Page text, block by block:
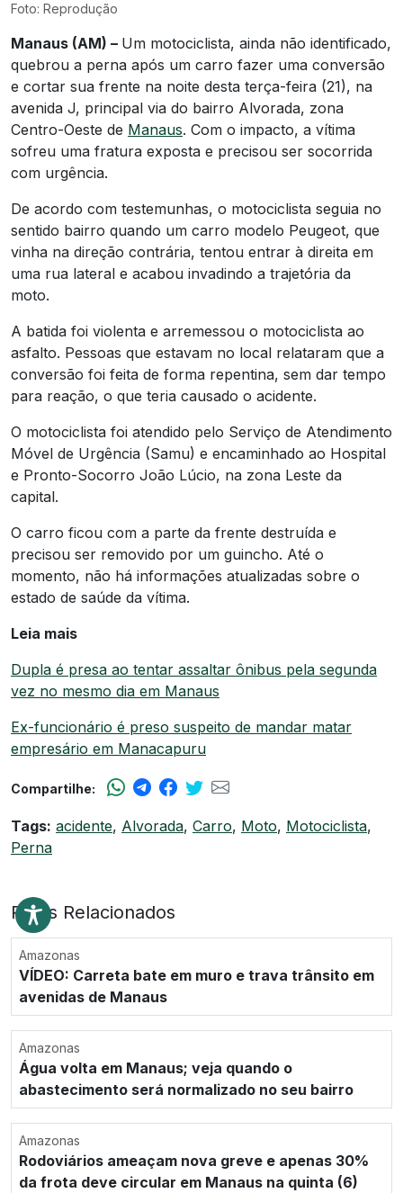
Foto: Reprodução
Manaus (AM) – Um motociclista, ainda não identificado,
quebrou a perna após um carro fazer uma conversão
e cortar sua frente na noite desta terça-feira (21), na
avenida J, principal via do bairro Alvorada, zona
Centro-Oeste de Manaus. Com o impacto, a vítima
sofreu uma fratura exposta e precisou ser socorrida
com urgência.
De acordo com testemunhas, o motociclista seguia no
sentido bairro quando um carro modelo Peugeot, que
vinha na direção contrária, tentou entrar à direita em
uma rua lateral e acabou invadindo a trajetória da
moto.
A batida foi violenta e arremessou o motociclista ao
asfalto. Pessoas que estavam no local relataram que a
conversão foi feita de forma repentina, sem dar tempo
para reação, o que teria causado o acidente.
O motociclista foi atendido pelo Serviço de Atendimento
Móvel de Urgência (Samu) e encaminhado ao Hospital
e Pronto-Socorro João Lúcio, na zona Leste da
capital.
O carro ficou com a parte da frente destruída e
precisou ser removido por um guincho. Até o
momento, não há informações atualizadas sobre o
estado de saúde da vítima.
Leia mais
Dupla é presa ao tentar assaltar ônibus pela segunda
vez no mesmo dia em Manaus
Ex-funcionário é preso suspeito de mandar matar
empresário em Manacapuru
Compartilhe:
Tags: acidente, Alvorada, Carro, Moto, Motociclista,
Perna
Posts Relacionados
Amazonas
VÍDEO: Carreta bate em muro e trava trânsito em
avenidas de Manaus
Amazonas
Água volta em Manaus; veja quando o
abastecimento será normalizado no seu bairro
Amazonas
Rodoviários ameaçam nova greve e apenas 30%
da frota deve circular em Manaus na quinta (6)